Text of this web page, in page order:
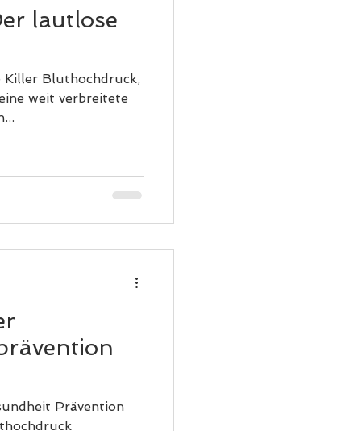
lautlose
Bluthochdruck,
weit verbreitete
Prävention